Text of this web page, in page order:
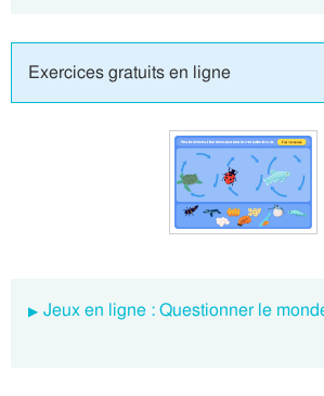
Exercices gratuits en ligne
Jeux en ligne : Questionner le